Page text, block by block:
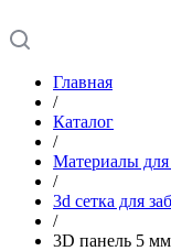
Главная
/
Каталог
/
Материалы для
/
3d сетка для
/
3D панель 5